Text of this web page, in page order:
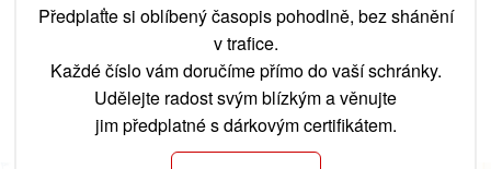
Předplaťte si oblíbený časopis pohodlně, bez shánění
v trafice.
Každé číslo vám doručíme přímo do vaší schránky.
Udělejte radost svým blízkým a věnujte
jim předplatné s dárkovým certifikátem.